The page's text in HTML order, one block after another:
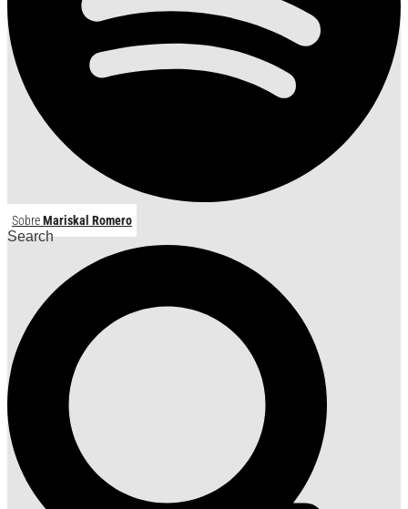
SobreMariskal Romero
Search